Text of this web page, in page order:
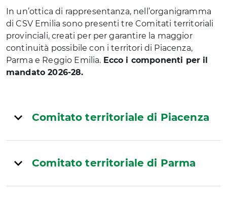
In un’ottica di rappresentanza, nell’organigramma
di CSV Emilia sono presenti tre Comitati territoriali
provinciali, creati per per garantire la maggior
continuità possibile con i territori di Piacenza,
Parma e Reggio Emilia. Ecco i componenti per il
mandato 2026-28.
Comitato territoriale di Piacenza
Comitato territoriale di Parma